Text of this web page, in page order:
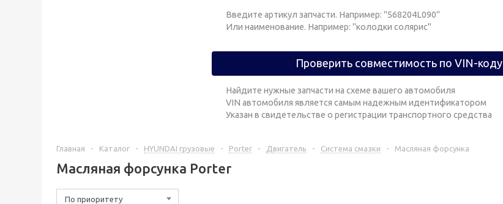
Введите артикул запчасти. Например: "568204L090"
Или наименование. Например: "колодки солярис"
Проверить совместимость по VIN-коду
Найдите нужные запчасти на схеме вашего автомобиля
VIN автомобиля является самым надежным идентификатором
Указан в свидетельстве о регистрации транспортного средства
Главная - Каталог - HYUNDAI грузовые - Porter - Двигатель - Система смазки - Масляная форсунка
Масляная форсунка Porter
По приоритету